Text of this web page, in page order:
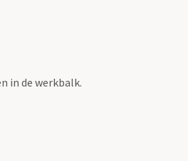
in de werkbalk.